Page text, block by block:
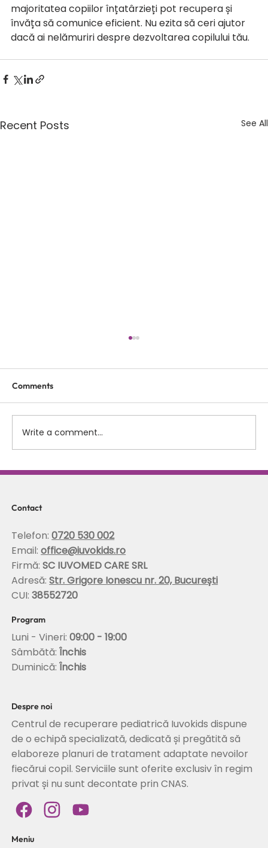
majoritatea copiilor înțatârzieți pot recupera și
învăța să comunice eficient. Nu ezita să ceri ajutor
dacă ai nelămuriri despre dezvoltarea copilului tău.
Recent Posts See All
Scolioza la copii: rolul terapiei Schroth in
coloanei
Comments
Write a comment...
Meniu
Despre noi
Centrul de recuperare pediatrică Iuvokids dispune
de o echipă specializată, dedicată și pregătită să
elaboreze planuri de tratament adaptate nevoilor
fiecărui copil. Serviciile sunt oferite exclusiv în regim
privat și nu sunt decontate prin CNAS.
Program
Luni - Vineri:09:00 - 19:00
Sâmbătă:Închis
Duminică: Închis
Contact
Telefon:0720 530 002
Email:office@iuvokids.ro
Firmă:SC IUVOMED CARE SRL
Adresă:Str. Grigore Ionescu nr. 20, București
CUI:38552720